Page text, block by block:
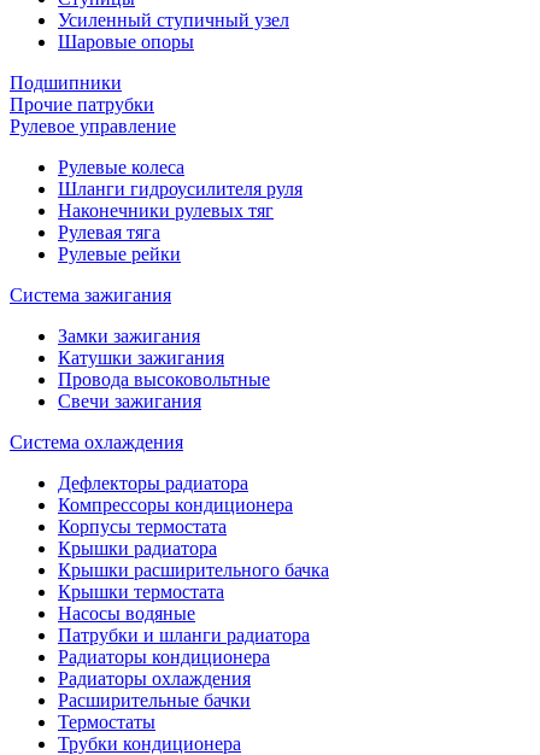
Усиленный ступичный узел
Шаровые опоры
Подшипники
Прочие патрубки
Рулевое управление
Рулевые колеса
Шланги гидроусилителя руля
Наконечники рулевых тяг
Рулевая тяга
Рулевые рейки
Система зажигания
Замки зажигания
Катушки зажигания
Провода высоковольтные
Свечи зажигания
Система охлаждения
Дефлекторы радиатора
Компрессоры кондиционера
Корпусы термостата
Крышки радиатора
Крышки расширительного бачка
Крышки термостата
Насосы водяные
Патрубки и шланги радиатора
Радиаторы кондиционера
Радиаторы охлаждения
Расширительные бачки
Термостаты
Трубки кондиционера